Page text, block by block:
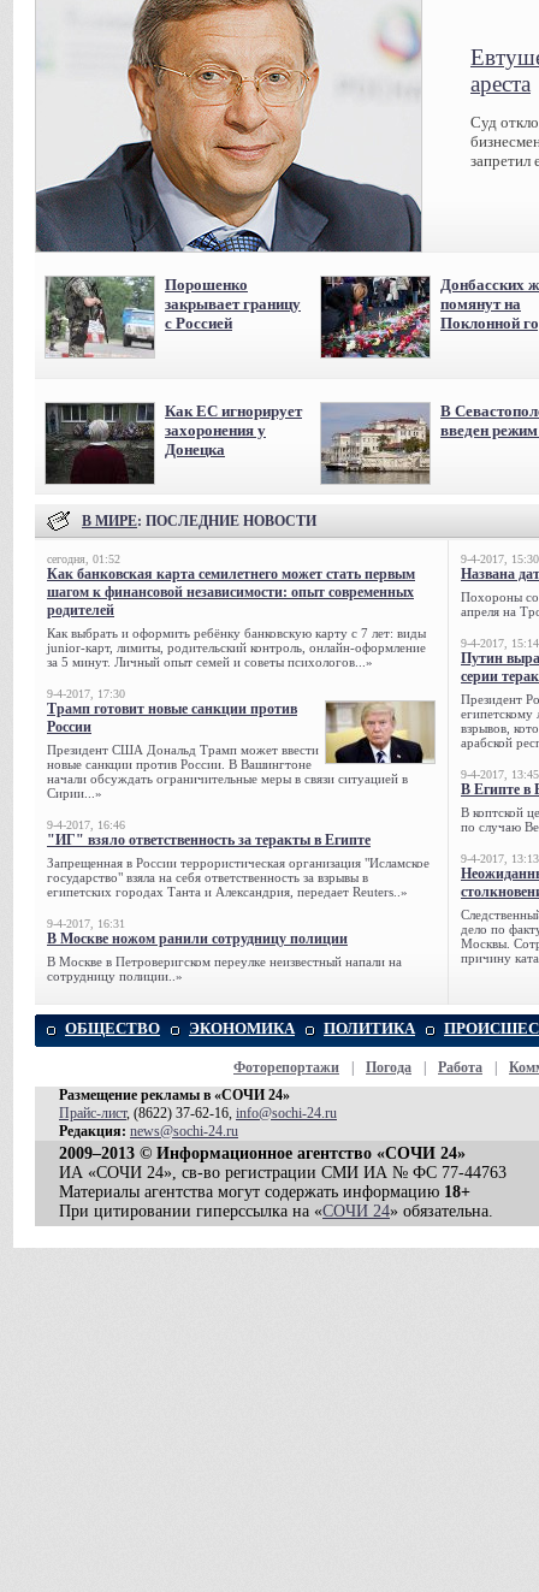
ареста
Суд
запретил
Порошенко
закрывает границу
с Россией
Донбасских
помянут на
Поклонной
Как ЕС игнорирует
захоронения у
Донецка
В
введен
В МИРЕ: ПОСЛЕДНИЕ НОВОСТИ
сегодня, 01:52
Как банковская карта семилетнего может стать первым
шагом к финансовой независимости: опыт современных
родителей
Как выбрать и оформить ребёнку банковскую карту с 7 лет: виды
junior-карт, лимиты, родительский контроль, онлайн-оформление
за 5 минут. Личный опыт семей и советы психологов...»
9-4-2017, 17:30
Трамп готовит новые санкции против
России
Президент США Дональд Трамп может ввести
новые санкции против России. В Вашингтоне
начали обсуждать ограничительные меры в связи ситуацией в
Сирии...»
9-4-2017, 16:46
"ИГ" взяло ответственность за теракты в Египте
Запрещенная в России террористическая организация "Исламское
государство" взяла на себя ответственность за взрывы в
египетских городах Танта и Александрия, передает Reuters..»
9-4-2017, 16:31
В Москве ножом ранили сотрудницу полиции
В Москве в Петроверигском переулке неизвестный напали на
сотрудницу полиции..»
9-4-2017, 15:30
Названа
Похороны
апреля на
9-4-2017, 15:14
Путин
серии
Президент
египетскому
взрывов,
арабской
9-4-2017, 13:45
В Египте в
В коптской
по случаю
9-4-2017, 13:13
дело по
Москвы.
причину
ОБЩЕСТВО ЭКОНОМИКА ПОЛИТИКА
Фоторепортажи Погода Работа
Размещение рекламы в «СОЧИ 24»
Прайс-лист, (8622) 37-62-16, info@sochi-24.ru
Редакция: news@sochi-24.ru
2009–2013 © Информационное агентство «СОЧИ 24»
ИА «СОЧИ 24», св-во регистрации СМИ ИА № ФС 77-44763
Материалы агентства могут содержать информацию 18+
При цитировании гиперссылка на «СОЧИ 24» обязательна.